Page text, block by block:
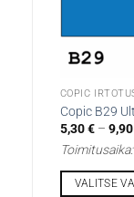
COPIC
Copic B29
5,30€ – 9,90
Toimitusaika:
VALITSE